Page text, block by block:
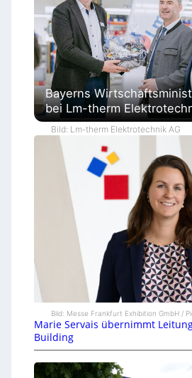
Bayerns
bei Lm-therm
Bild: Lm-therm Elektrotechnik AG
Bild: Messe Frankfurt Exhibition GmbH /
Marie Servais übernimmt
Building